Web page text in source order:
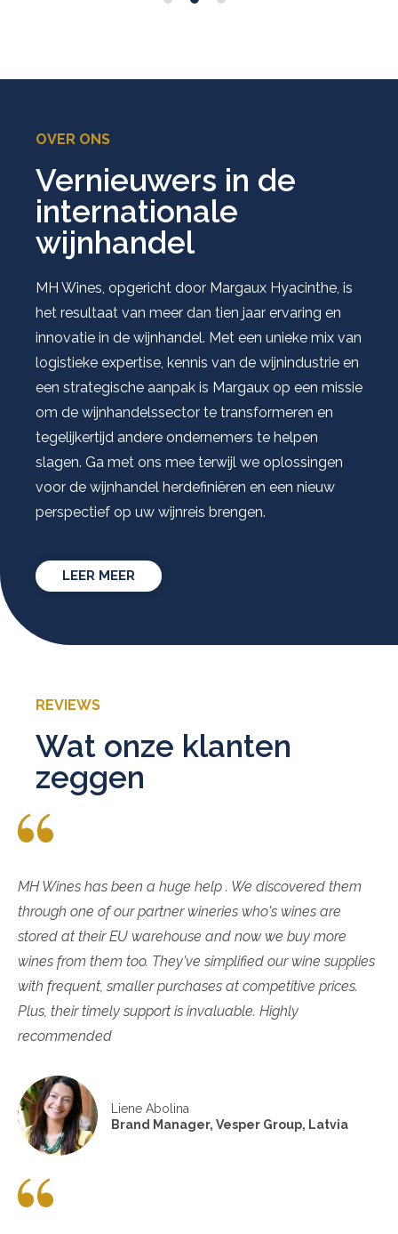
OVER ONS
Vernieuwers in de
internationale
wijnhandel
MH Wines, opgericht door Margaux Hyacinthe, is
het resultaat van meer dan tien jaar ervaring en
innovatie in de wijnhandel. Met een unieke mix van
logistieke expertise, kennis van de wijnindustrie en
een strategische aanpak is Margaux op een missie
om de wijnhandelssector te transformeren en
tegelijkertijd andere ondernemers te helpen
slagen. Ga met ons mee terwijl we oplossingen
voor de wijnhandel herdefiniëren en een nieuw
perspectief op uw wijnreis brengen.
LEER MEER
REVIEWS
Wat onze klanten
zeggen
MH Wines has been a huge help . We discovered them
through one of our partner wineries who's wines are
stored at their EU warehouse and now we buy more
wines from them too. They've simplified our wine supplies
with frequent, smaller purchases at competitive prices.
Plus, their timely support is invaluable. Highly
recommended
Liene Abolina
Brand Manager, Vesper Group, Latvia